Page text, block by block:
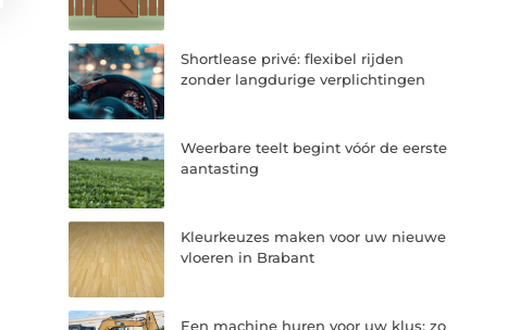
Shortlease privé: flexibel rijden
zonder langdurige verplichtingen
Weerbare teelt begint vóór de eerste
aantasting
Kleurkeuzes maken voor uw nieuwe
vloeren in Brabant
Een machine huren voor uw klus: zo